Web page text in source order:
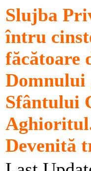
Slujba
întru
făcătoare
Domnului
Sfântului
Devenită